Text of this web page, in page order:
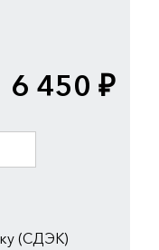
6 450 ₽
(СДЭК)